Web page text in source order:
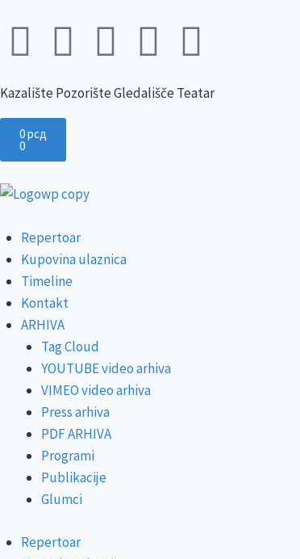
Kazalište Pozorište Gledališče Teatar
0рсд
0
Repertoar
Kupovina ulaznica
Timeline
Kontakt
ARHIVA
Tag Cloud
YOUTUBE video arhiva
VIMEO video arhiva
Press arhiva
PDF ARHIVA
Programi
Publikacije
Glumci
Repertoar